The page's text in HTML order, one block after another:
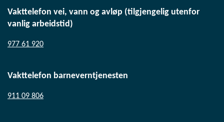
Vakttelefon vei, vann og avløp (tilgjengelig utenfor
vanlig arbeidstid)
977 61 920
Vakttelefon barneverntjenesten
911 09 806